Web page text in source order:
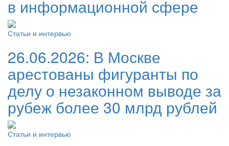
в информационной сфере
Статьи и интервью
26.06.2026: В Москве
арестованы фигуранты по
делу о незаконном выводе за
рубеж более 30 млрд рублей
Статьи и интервью